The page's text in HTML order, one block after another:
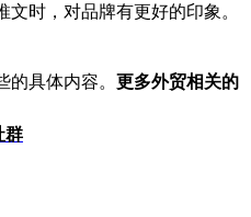
文时，对品牌有更好的印象。
的具体内容。 更多外贸相关的
群